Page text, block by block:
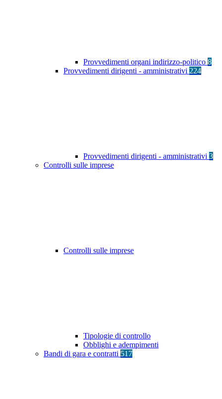
Provvedimenti organi indirizzo-politico 8
Provvedimenti dirigenti - amministrativi 224
Provvedimenti dirigenti - amministrativi 3
Controlli sulle imprese
Controlli sulle imprese
Tipologie di controllo
Obblighi e adempimenti
Bandi di gara e contratti 517